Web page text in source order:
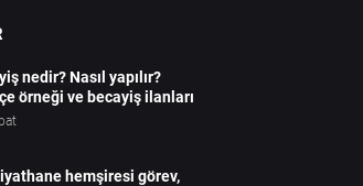
nedir? Nasıl yapılır?
örneği ve becayiş ilanları
hemşiresi görev,